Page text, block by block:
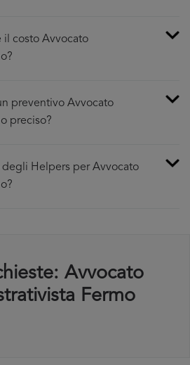
il costo Avvocato
preventivo Avvocato
preciso?
Helpers per Avvocato
Avvocato
Fermo